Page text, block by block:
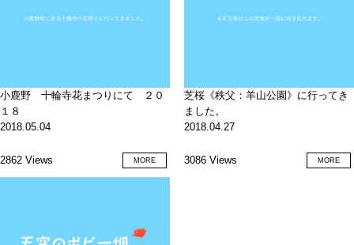
小鹿野 十輪寺花まつりにて ２０
１８
2018.05.04
2862 Views MORE
芝桜《秩父：羊山公園》に行ってき
ました。
2018.04.27
3086 Views MORE